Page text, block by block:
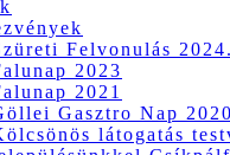
Felvonulás
2023
2021
Gasztro Nap 2020
látogatás